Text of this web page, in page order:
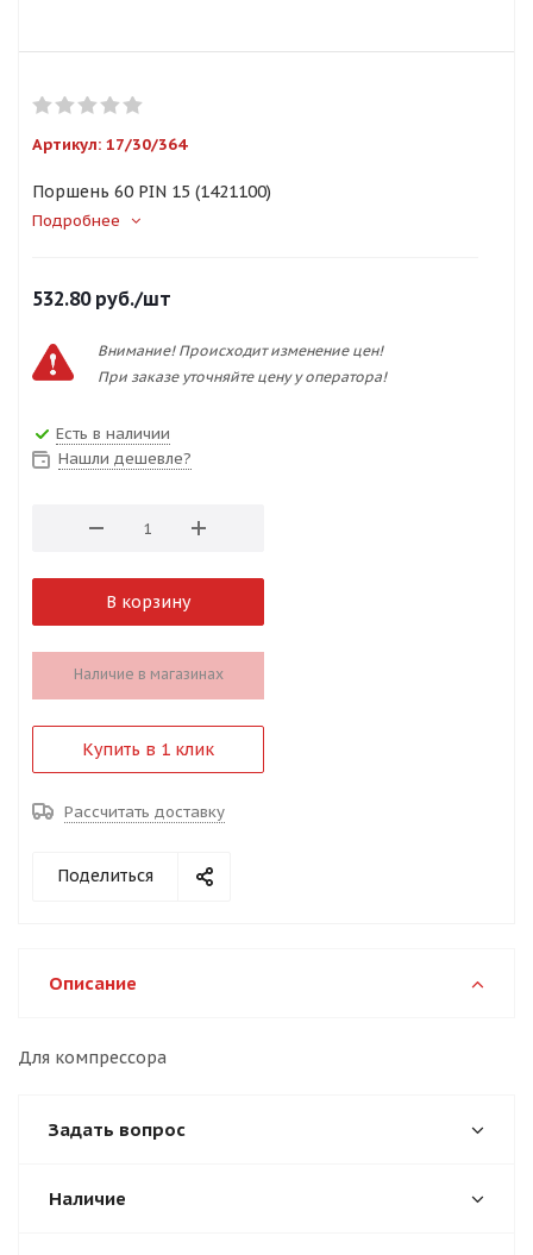
Артикул: 17/30/364
Поршень 60 PIN 15 (1421100)
Подробнее
532.80руб./шт
Внимание! Происходит изменение цен!
При заказе уточняйте цену у оператора!
Есть в наличии
Нашли дешевле?
В корзину
Наличие в магазинах
Купить в 1 клик
Рассчитать доставку
Поделиться
Описание
Для компрессора
Задать вопрос
Наличие